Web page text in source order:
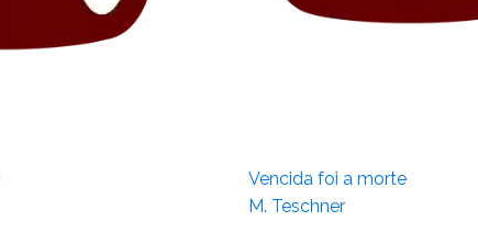
Vencida foi a morte
M. Teschner